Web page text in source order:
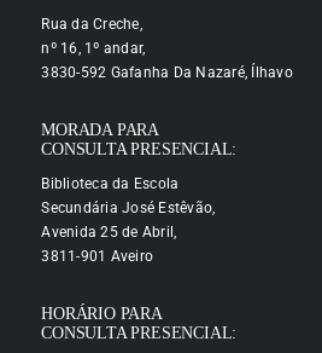
Rua da Creche,
nº 16, 1º andar,
3830-592 Gafanha Da Nazaré, Ílhavo
MORADA PARA
CONSULTA PRESENCIAL:
Biblioteca da Escola
Secundária José Estêvão,
Avenida 25 de Abril,
3811-901 Aveiro
HORÁRIO PARA
CONSULTA PRESENCIAL: